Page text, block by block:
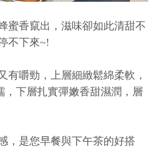
蜜香竄出，滋味卻如此清甜不
不下來~!
有嚼勁，上層細緻鬆綿柔軟，
，下層扎實彈嫩香甜濕潤，層
，是您早餐與下午茶的好搭